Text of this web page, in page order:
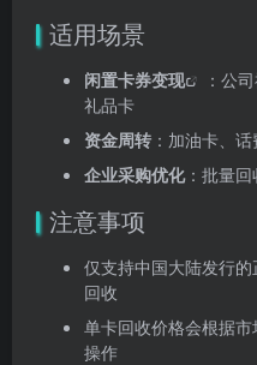
适用场景
闲置卡券变现
：公
礼品卡
资金周转 ：加油卡、
企业采购优化：批量
注意事项
仅支持中国大陆发行
回收
单卡回收价格会根据
操作